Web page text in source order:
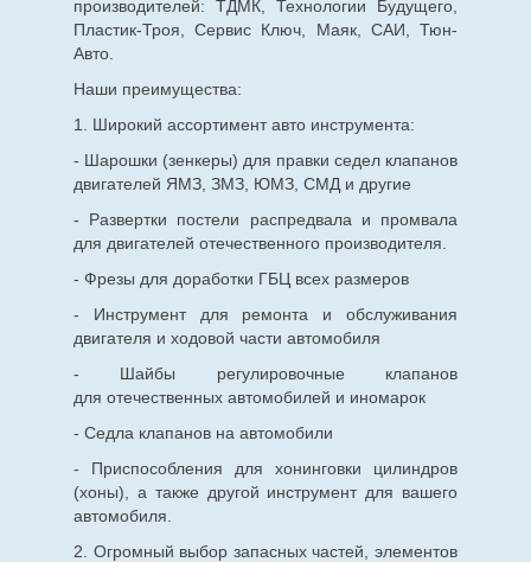
производителей: ТДМК, Технологии Будущего,
Пластик-Троя, Сервис Ключ, Маяк, САИ, Тюн-
Авто.
Наши преимущества:
1. Широкий ассортимент авто инструмента:
- Шарошки (зенкеры) для правки седел клапанов
двигателей ЯМЗ, ЗМЗ, ЮМЗ, СМД и другие
- Развертки постели распредвала и промвала
для двигателей отечественного производителя.
- Фрезы для доработки ГБЦ всех размеров
- Инструмент для ремонта и обслуживания
двигателя и ходовой части автомобиля
- Шайбы регулировочные клапанов
для отечественныхавтомобилей и иномарок
- Седла клапанов на автомобили
- Приспособления для хонинговки цилиндров
(хоны), а также другой инструмент для вашего
автомобиля.
2. Огромный выбор запасных частей, элементов